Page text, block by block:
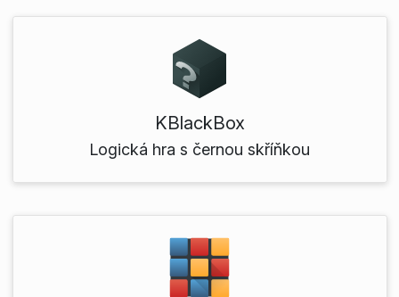
KBlackBox
Logická hra s černou skříňkou